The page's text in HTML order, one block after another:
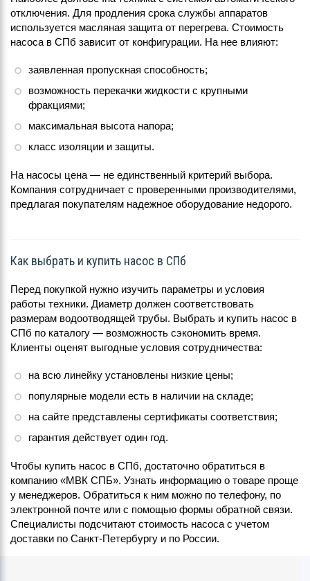
отключения. Для продления срока службы аппаратов
используется масляная защита от перегрева. Стоимость
насоса в СПб зависит от конфигурации. На нее влияют:
заявленная пропускная способность;
возможность перекачки жидкости с крупными
фракциями;
максимальная высота напора;
класс изоляции и защиты.
На насосы цена — не единственный критерий выбора.
Компания сотрудничает с проверенными производителями,
предлагая покупателям надежное оборудование недорого.
Как выбрать и купить насос в СПб
Перед покупкой нужно изучить параметры и условия
работы техники. Диаметр должен соответствовать
размерам водоотводящей трубы. Выбрать и купить насос в
СПб по каталогу — возможность сэкономить время.
Клиенты оценят выгодные условия сотрудничества:
на всю линейку установлены низкие цены;
популярные модели есть в наличии на складе;
на сайте представлены сертификаты соответствия;
гарантия действует один год.
Чтобы купить насос в СПб, достаточно обратиться в
компанию «МВК СПБ». Узнать информацию о товаре проще
у менеджеров. Обратиться к ним можно по телефону, по
электронной почте или с помощью формы обратной связи.
Специалисты подсчитают стоимость насоса с учетом
доставки по Санкт-Петербургу и по России.